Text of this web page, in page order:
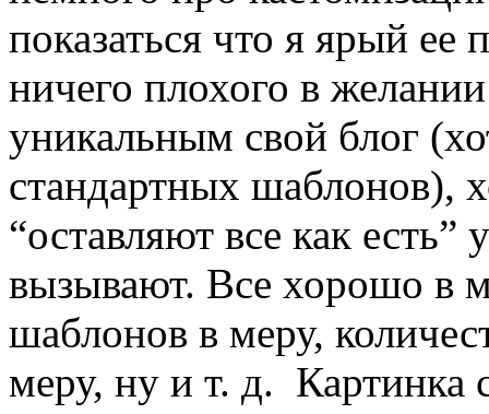
показаться что я ярый
ничего плохого в
уникальным свой блог
стандартных шаблонов),
“оставляют все как
вызывают. Все хорошо в
шаблонов в меру,
меру, ну и т. д. Картинка